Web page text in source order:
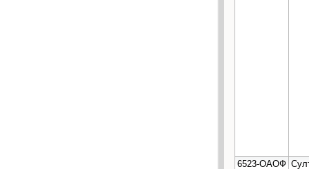
6523-ОАОФ